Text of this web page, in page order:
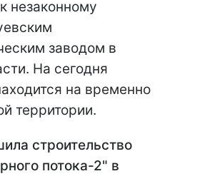
незаконному
заводом в
На сегодня
на временно
территории.
строительство
потока-2" в